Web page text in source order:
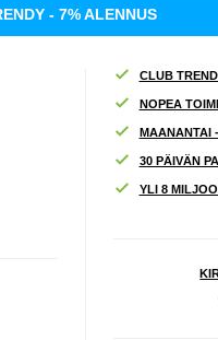
- 7% ALENNUS
CLUB
NOPEA
MAANANTAI
30 PÄIVÄN
YLI 8